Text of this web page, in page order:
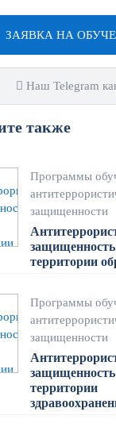
ЗАЯВКА НА
Наш Telegram
также
Программы
защищенности
защищенность
территории
Программы
защищенности
защищенность
территории
до семи лет.